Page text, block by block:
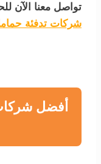
تواصل معنا الآن
شركات تدفئة
أفضل